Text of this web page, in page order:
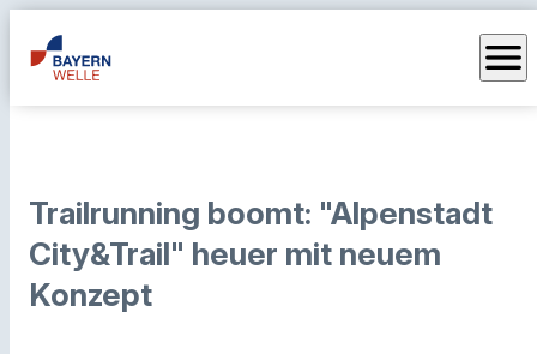
menu
Trailrunning boomt: "Alpenstadt
City&Trail" heuer mit neuem
Konzept